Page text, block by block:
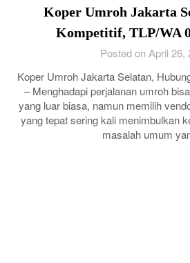
Koper Umroh Jakarta
Kompetitif, TLP/WA
Posted on April 26,
Koper Umroh Jakarta Selatan,
– Menghadapi perjalanan umroh
yang luar biasa, namun memilih
yang tepat sering kali menimbulkan
masalah umum